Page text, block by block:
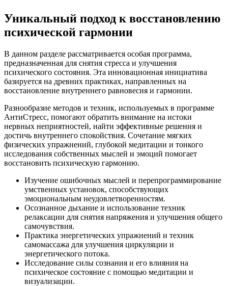
Уникальный подход к восстановлению
психической гармонии
В данном разделе рассматривается особая программа,
предназначенная для снятия стресса и улучшения
психического состояния. Эта инновационная инициатива
базируется на древних практиках, направленных на
восстановление внутреннего равновесия и гармонии.
Разнообразие методов и техник, используемых в программе
АнтиСтресс, помогают обратить внимание на истоки
нервных неприятностей, найти эффективные решения и
достичь внутреннего спокойствия. Сочетание мягких
физических упражнений, глубокой медитации и тонкого
исследования собственных мыслей и эмоций помогает
восстановить психическую гармонию.
Изучение ошибочных мыслей и перепрограммирование
умственных установок, способствующих
эмоциональным неудовлетворенностям.
Осознанное дыхание и использование техник
релаксации для снятия напряжения и улучшения общего
самочувствия.
Практика энергетических упражнений и техник
самомассажа для улучшения циркуляции и
энергетического потока.
Исследование силы сознания и его влияния на
психическое состояние с помощью медитации и
визуализации.